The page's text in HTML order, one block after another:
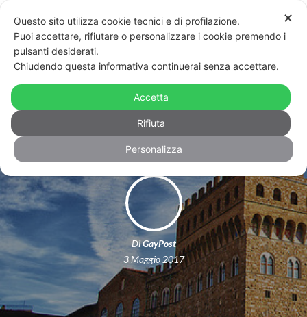
Toscana Pride: Firenze nega il
patrocinio per la seconda volta
DiGayPost
3 Maggio 2017
✕
Questo sito utilizza cookie tecnici e di profilazione.
Puoi accettare, rifiutare o personalizzare i cookie premendo i
pulsanti desiderati.
Chiudendo questa informativa continuerai senza accettare.
Accetta
Rifiuta
Personalizza